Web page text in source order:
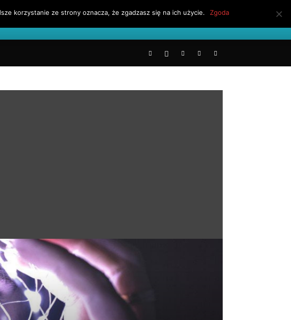
Blogroll
korzystanie ze strony oznacza, że zgadzasz się na ich użycie. Zgoda